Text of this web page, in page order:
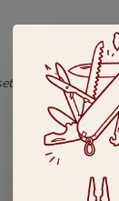
kunnen niet